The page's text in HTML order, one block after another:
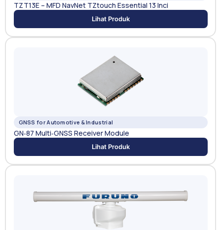
TZT13E – MFD NavNet TZtouch Essential 13 Inci
Lihat Produk
GNSS for Automotive & Industrial
GN‑87 Multi‑GNSS Receiver Module
Lihat Produk